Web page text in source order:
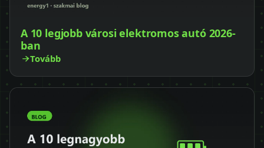
A 10 legjobb városi elektromos autó 2026-
ban
Tovább